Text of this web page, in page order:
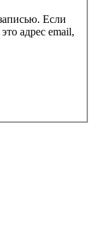
Если
адрес email,